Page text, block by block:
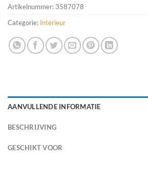
Artikelnummer: 3587078
Categorie: Interieur
AANVULLENDE INFORMATIE
BESCHRIJVING
GESCHIKT VOOR